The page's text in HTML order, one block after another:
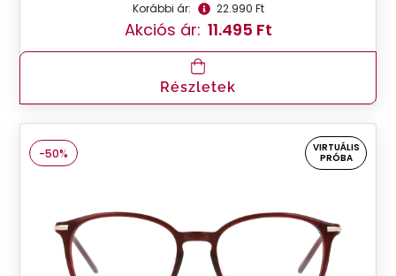
Korábbi ár: 22.990 Ft
Akciós ár: 11.495 Ft
Részletek
-50%
VIRTUÁLIS
PRÓBA